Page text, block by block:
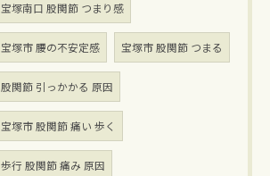
宝塚南口 股関節 つまり感
宝塚市 腰の不安定感 宝塚市 股関節 つまる
股関節 引っかかる 原因
宝塚市 股関節 痛い 歩く
歩行 股関節 痛み 原因